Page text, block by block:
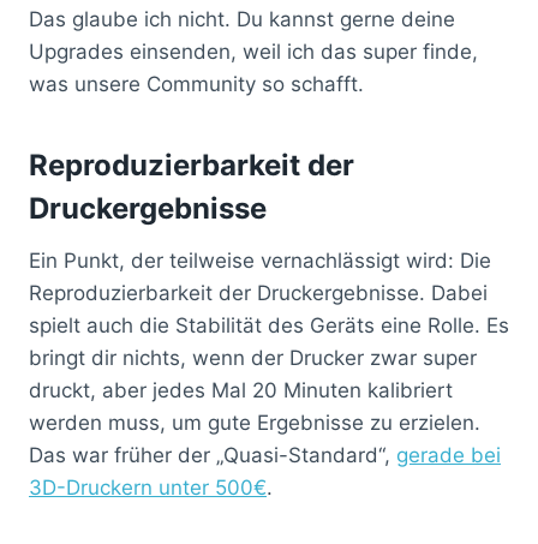
Das glaube ich nicht. Du kannst gerne deine
Upgrades einsenden, weil ich das super finde,
was unsere Community so schafft.
Reproduzierbarkeit der
Druckergebnisse
Ein Punkt, der teilweise vernachlässigt wird: Die
Reproduzierbarkeit der Druckergebnisse. Dabei
spielt auch die Stabilität des Geräts eine Rolle. Es
bringt dir nichts, wenn der Drucker zwar super
druckt, aber jedes Mal 20 Minuten kalibriert
werden muss, um gute Ergebnisse zu erzielen.
Das war früher der „Quasi-Standard“, gerade bei
3D-Druckern unter 500€.